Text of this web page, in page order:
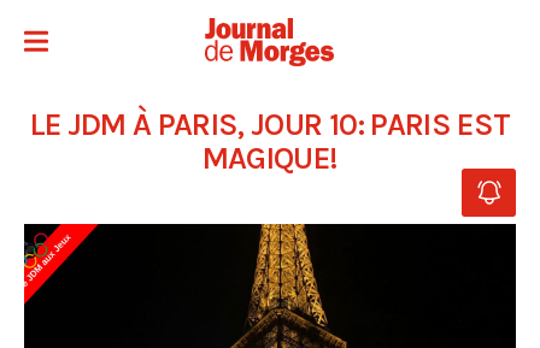
LE JDM À PARIS, JOUR 10: PARIS EST
MAGIQUE!